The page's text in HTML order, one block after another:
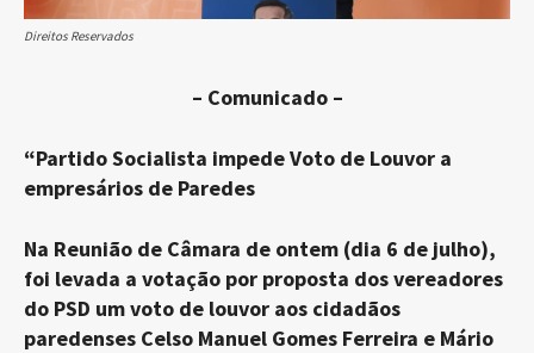
Direitos Reservados
– Comunicado –
“Partido Socialista impede Voto de Louvor a
empresários de Paredes
Na Reunião de Câmara de ontem (dia 6 de julho),
foi levada a votação por proposta dos vereadores
do PSD um voto de louvor aos cidadãos
paredenses Celso Manuel Gomes Ferreira e Mário